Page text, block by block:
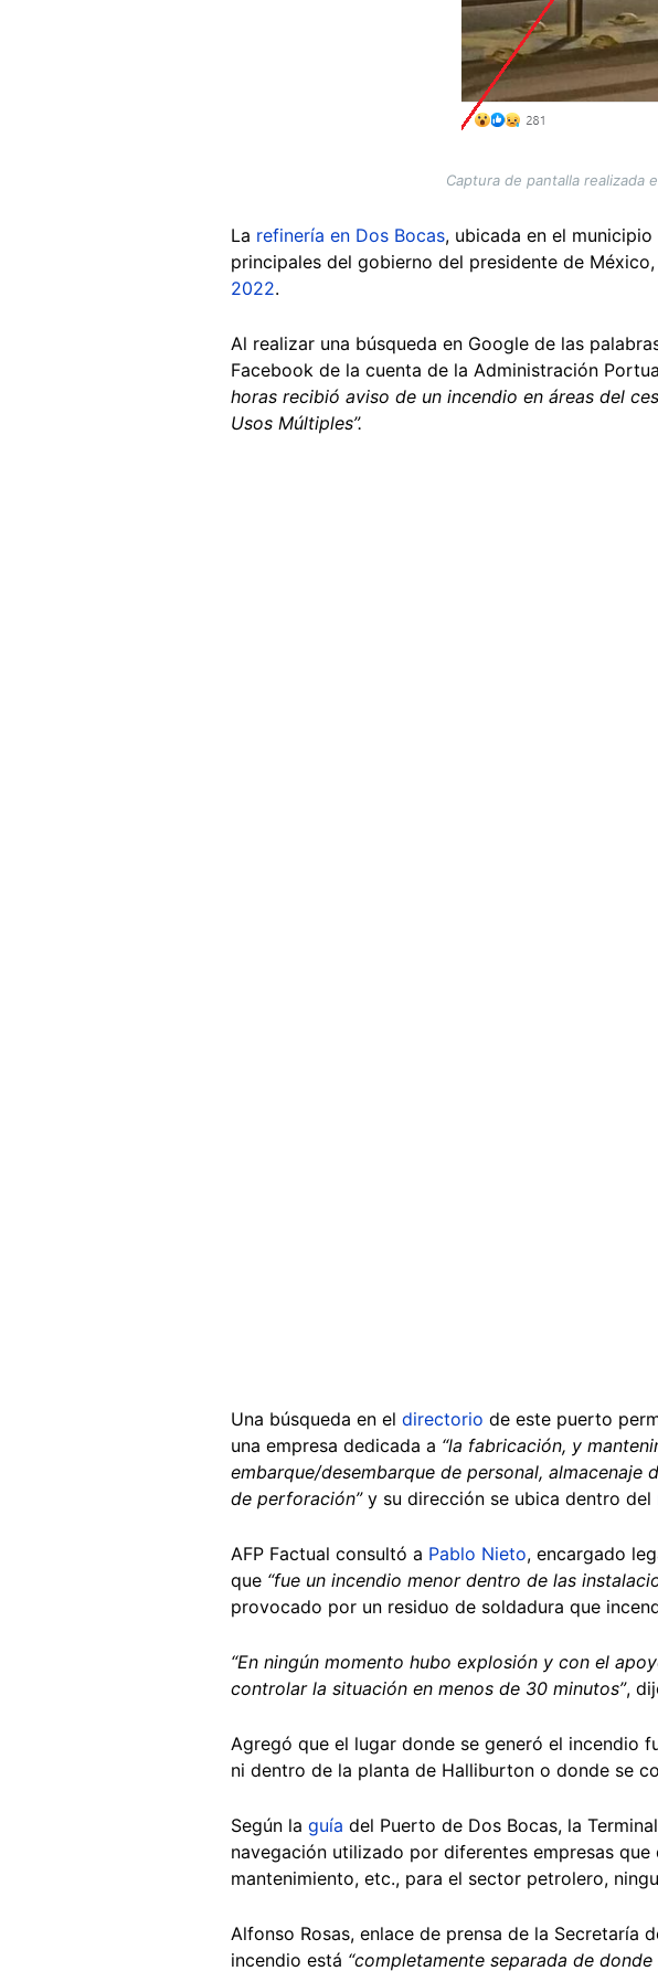
Captura de pantalla realizada
La refinería en Dos Bocas, ubicada en el
principales del gobierno del presidente de
2022.
Al realizar una búsqueda en Google de las
Facebook de la cuenta de la Administración
horas recibió aviso de un incendio en áreas del
Usos Múltiples”.
Una búsqueda en el directorio de este puerto
una empresa dedicada a “la fabricación, y
embarque/desembarque de personal,
de perforación”y su dirección se ubica dentro del
AFP Factual consultó a Pablo Nieto, encargado
que “fue un incendio menor dentro de las
provocado por un residuo de soldadura que
“En ningún momento hubo explosión y con el
controlar la situación en menos de 30 minutos”,
Agregó que el lugar donde se generó el incendio
ni dentro de la planta de Halliburton o donde se
Según la guía del Puerto de Dos Bocas, la
navegación utilizado por diferentes empresas
mantenimiento, etc., para el sector petrolero,
Alfonso Rosas, enlace de prensa de la Secretaría
incendio está “completamente separada de